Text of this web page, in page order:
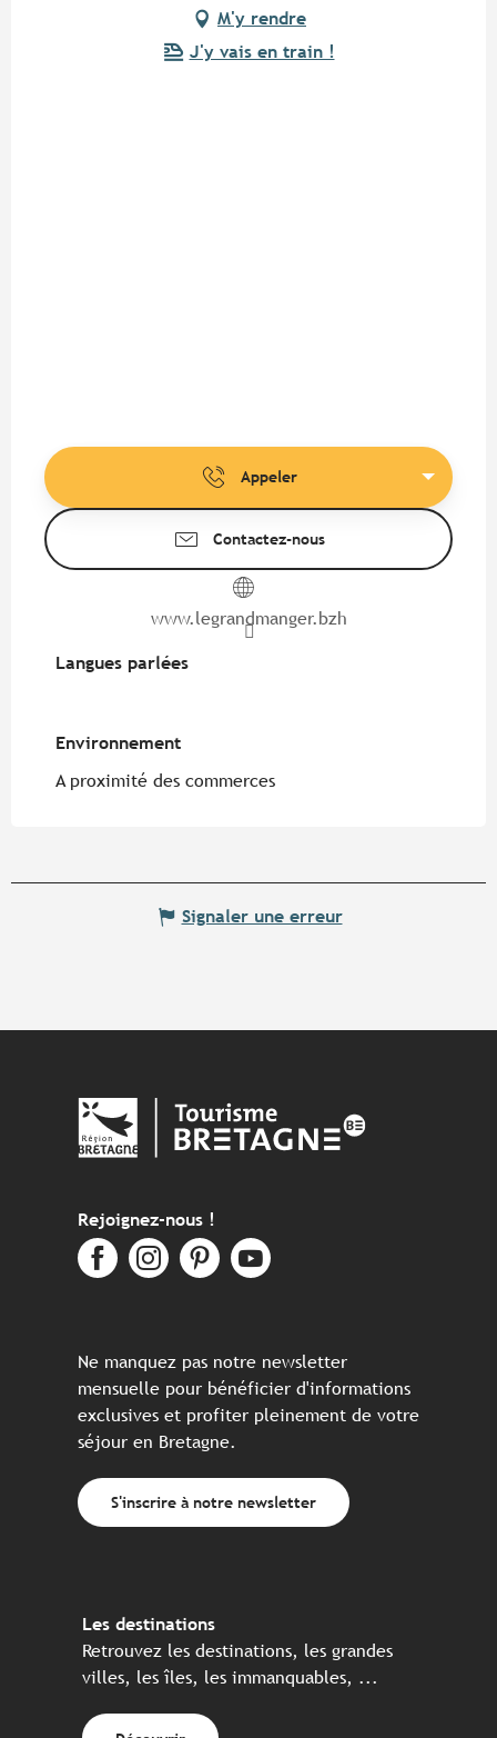
M'y rendre
J'y vais en train !
Appeler
Contactez-nous
www.legrandmanger.bzh
Langues parlées
Langues parlées
Environnement
Environnement
A proximité des commerces
Signaler une erreur
Rejoignez-nous !
Ne manquez pas notre newsletter
mensuelle pour bénéficier d'informations
exclusives et profiter pleinement de votre
séjour en Bretagne.
S'inscrire à notre newsletter
Les destinations
Retrouvez les destinations, les grandes
villes, les îles, les immanquables, ...